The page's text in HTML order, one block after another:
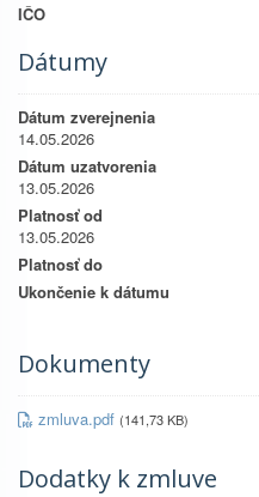
IČO
Dátumy
Dátum zverejnenia
14.05.2026
Dátum uzatvorenia
13.05.2026
Platnosť od
13.05.2026
Platnosť do
Ukončenie k dátumu
Dokumenty
zmluva.pdf (141,73 KB)
Dodatky k zmluve